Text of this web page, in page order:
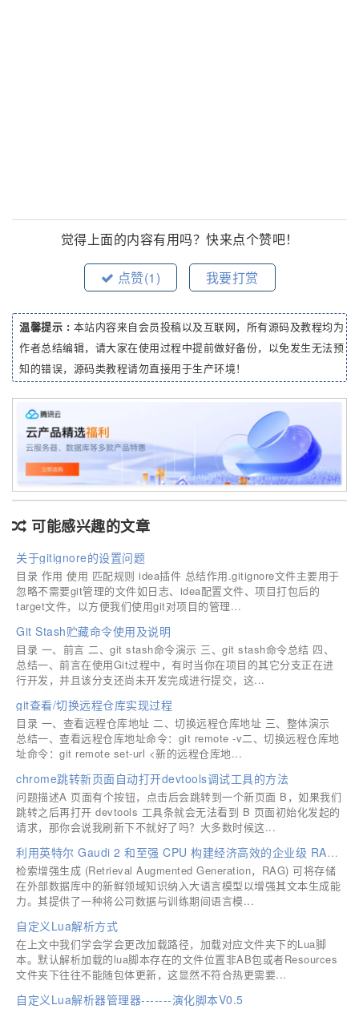
觉得上面的内容有用吗？快来点个赞吧！
点赞(1) 我要打赏
温馨提示 : 本站内容来自会员投稿以及互联网，所有源码及教程均为
作者总结编辑，请大家在使用过程中提前做好备份，以免发生无法预
知的错误，源码类教程请勿直接用于生产环境！
可能感兴趣的文章
关于gitignore的设置问题
目录 作用 使用 匹配规则 idea插件 总结作用.gitignore文件主要用于
忽略不需要git管理的文件如日志、idea配置文件、项目打包后的
target文件，以方便我们使用git对项目的管理...
Git Stash贮藏命令使用及说明
目录 一、前言 二、git stash命令演示 三、git stash命令总结 四、
总结一、前言在使用Git过程中，有时当你在项目的其它分支正在进
行开发，并且该分支还尚未开发完成进行提交，这...
git查看/切换远程仓库实现过程
目录 一、查看远程仓库地址 二、切换远程仓库地址 三、整体演示
总结一、查看远程仓库地址命令：git remote -v二、切换远程仓库地
址命令：git remote set-url <新的远程仓库地...
chrome跳转新页面自动打开devtools调试工具的方法
问题描述A 页面有个按钮，点击后会跳转到一个新页面 B，如果我们
跳转之后再打开 devtools 工具条就会无法看到 B 页面初始化发起的
请求，那你会说我刷新下不就好了吗？大多数时候这...
利用英特尔 Gaudi 2 和至强 CPU 构建经济高效的企业级 RAG 应用
检索增强生成 (Retrieval Augmented Generation，RAG) 可将存储
在外部数据库中的新鲜领域知识纳入大语言模型以增强其文本生成能
力。其提供了一种将公司数据与训练期间语言模...
自定义Lua解析方式
在上文中我们学会学会更改加载路径，加载对应文件夹下的Lua脚
本。默认解析加载的lua脚本存在的文件位置非AB包或者Resources
文件夹下往往不能随包体更新，这显然不符合热更需要...
自定义Lua解析器管理器-------演化脚本V0.5